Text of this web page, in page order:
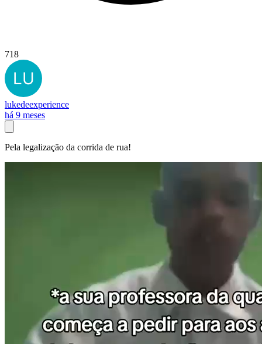
718
lukedeexperience
há 9 meses
Pela legalização da corrida de rua!